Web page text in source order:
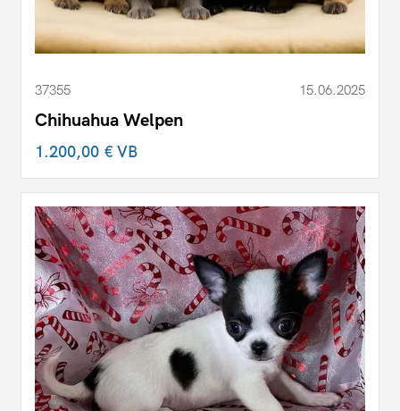
37355 15.06.2025
Chihuahua Welpen
1.200,00 €VB